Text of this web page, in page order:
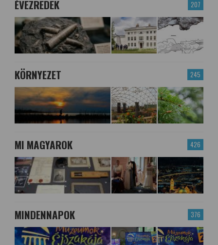
207
ÉVEZREDEK
245
KÖRNYEZET
426
MI MAGYAROK
376
MINDENNAPOK